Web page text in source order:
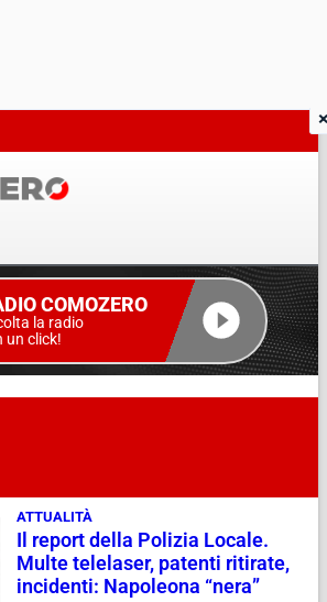
COMOZERO
la radio
un click!
ATTUALITÀ
Il report della Polizia Locale.
Multe telelaser, patenti ritirate,
incidenti: Napoleona “nera”